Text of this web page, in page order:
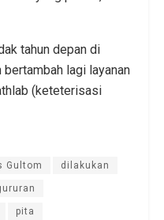
tahun depan di
bertambah lagi layanan
(keteterisasi
Gultom dilakukan
pita